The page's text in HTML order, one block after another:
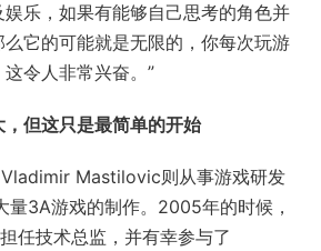
乐，如果有能够自己思考的角色并
么它的可能就是无限的，你每次玩游
令人非常兴奋。”
但这只是最简单的开始
Mastilovic则从事游戏研发
量3A游戏的制作。2005年的时候，
任技术总监，并有幸参与了